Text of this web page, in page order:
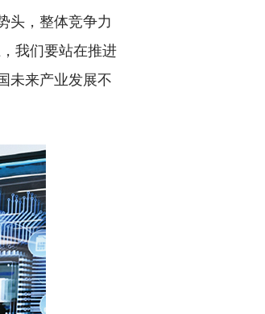
头，整体竞争力
我们要站在推进
未来产业发展不